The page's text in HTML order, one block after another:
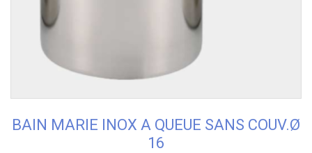
BAIN MARIE INOX A QUEUE SANS COUV.Ø
16